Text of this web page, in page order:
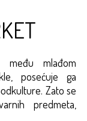
među mlađom
posećuje ga
Zato se
predmeta,